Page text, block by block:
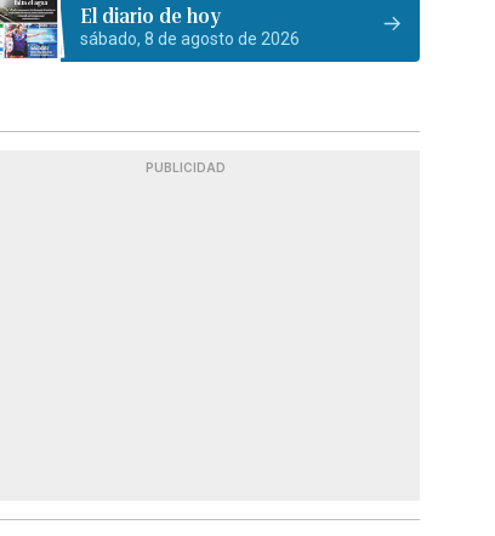
El diario de hoy
sábado, 8 de agosto de 2026
PUBLICIDAD